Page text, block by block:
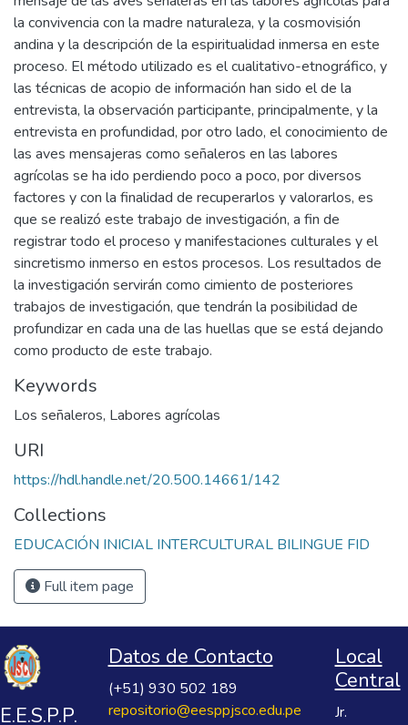
la convivencia con la madre naturaleza, y la cosmovisión
andina y la descripción de la espiritualidad inmersa en este
proceso. El método utilizado es el cualitativo-etnográfico, y
las técnicas de acopio de información han sido el de la
entrevista, la observación participante, principalmente, y la
entrevista en profundidad, por otro lado, el conocimiento de
las aves mensajeras como señaleros en las labores
agrícolas se ha ido perdiendo poco a poco, por diversos
factores y con la finalidad de recuperarlos y valorarlos, es
que se realizó este trabajo de investigación, a fin de
registrar todo el proceso y manifestaciones culturales y el
sincretismo inmerso en estos procesos. Los resultados de
la investigación servirán como cimiento de posteriores
trabajos de investigación, que tendrán la posibilidad de
profundizar en cada una de las huellas que se está dejando
como producto de este trabajo.
Keywords
Los señaleros, Labores agrícolas
URI
https://hdl.handle.net/20.500.14661/142
Collections
EDUCACIÓN INICIAL INTERCULTURAL BILINGUE FID
Full item page
E.E.S.P.P.
Datos de Contacto
(+51) 930 502 189
repositorio@eesppjsco.edu.pe
Local
Central
Jr.